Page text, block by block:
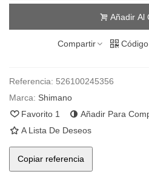
Añadir Al
Compartir
Referencia: 526100245356
Marca: Shimano
Favorito 1 Añadir Para
A Lista De Deseos
Copiar referencia